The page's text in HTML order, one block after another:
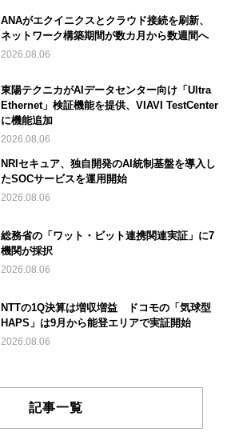
ANAがエクイニクスとクラウド接続を刷新、
ネットワーク構築期間が数カ月から数週間へ
2026.08.06
東陽テクニカがAIデータセンター向け「Ultra
Ethernet」検証機能を提供、VIAVI TestCenter
に機能追加
2026.08.06
NRIセキュア、独自開発のAI統制基盤を導入し
たSOCサービスを運用開始
2026.08.06
総務省の「ワット・ビット連携関連実証」に7
機関が採択
2026.08.06
NTTの1Q決算は増収増益 ドコモの「気球型
HAPS」は9月から能登エリアで実証開始
2026.08.06
記事一覧